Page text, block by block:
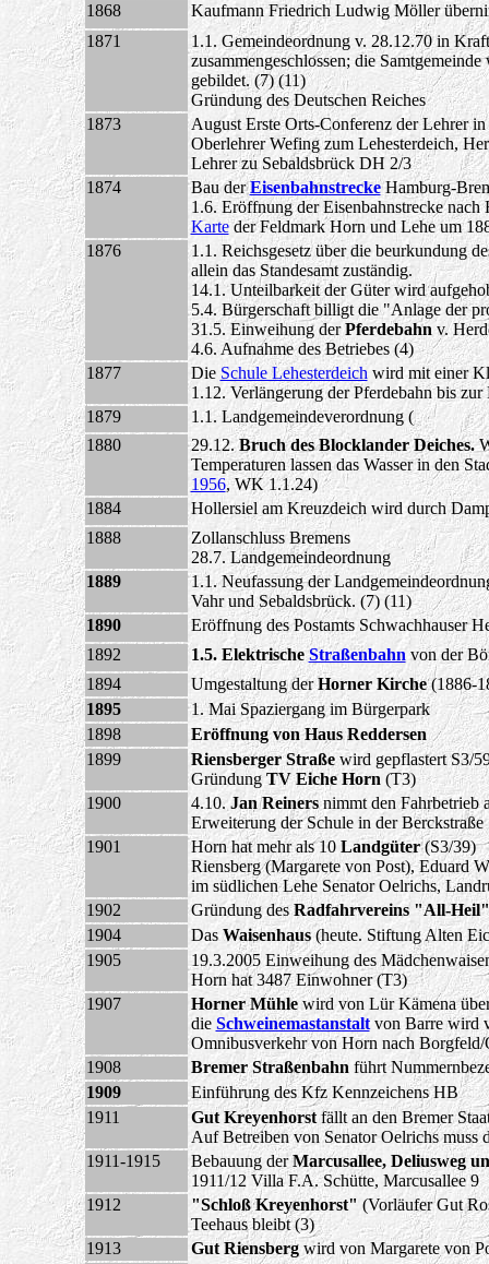
1868
Kaufmann Friedrich Ludwig Möller
1871
1.1. Gemeindeordnung v. 28.12.70 in
zusammengeschlossen; die
gebildet. (7) (11)
Gründung des Deutschen Reiches
1873
August Erste Orts-Conferenz der Lehrer
Oberlehrer Wefing zum Lehesterdeich,
Lehrer zu Sebaldsbrück DH 2/3
1874
Bau derEisenbahnstreckeHamburg-
1.6. Eröffnung der Eisenbahnstrecke nach
Karteder Feldmark Horn und Lehe um
1876
1.1. Reichsgesetz über die beurkundung
allein das Standesamt zuständig.
14.1. Unteilbarkeit der Güter wird
5.4. Bürgerschaft billigt die "Anlage der
31.5. Einweihung derPferdebahn v.
4.6. Aufnahme des Betriebes (4)
1877
Die Schule Lehesterdeich wird mit einer
1.12. Verlängerung der Pferdebahn bis
1879
1.1. Landgemeindeverordnung (
1880
29.12.Bruch des Blocklander Deiches.
Temperaturen lassen das Wasser in den
1956, WK 1.1.24)
1884
Hollersiel am Kreuzdeich wird durch
1888
Zollanschluss Bremens
28.7. Landgemeindeordnung
1889
1.1. Neufassung der
Vahr und Sebaldsbrück. (7) (11)
1890
Eröffnung des Postamts Schwachhauser
1892
1.5. ElektrischeStraßenbahn von der
1894
Umgestaltung derHorner Kirche(1886-
1895
1. Mai Spaziergang im Bürgerpark
1898
Eröffnung von Haus Reddersen
1899
Riensberger Straßewird gepflastert S3/
Gründung TV Eiche Horn (T3)
1900
4.10.Jan Reinersnimmt den Fahrbetrieb
Erweiterung der Schule in der
1901
Horn hat mehr als 10 Landgüter(S3/39)
Riensberg (Margarete von Post), Eduard
im südlichen Lehe Senator Oelrichs,
1902
Gründung desRadfahrvereins "All-
1904
Das Waisenhaus(heute. Stiftung Alten
1905
19.3.2005 Einweihung des
Horn hat 3487 Einwohner (T3)
1907
Horner Mühlewird von Lür Kämena
die Schweinemastanstalt von Barre wird
Omnibusverkehr von Horn nach Borgfeld/
1908
Bremer Straßenbahn führt
1909
Einführung des Kfz Kennzeichens HB
1911
Gut Kreyenhorst fällt an den Bremer
Auf Betreiben von Senator Oelrichs muss
1911-1915
Bebauung derMarcusallee, Deliusweg
1911/12 Villa F.A. Schütte, Marcusallee 9
1912
"Schloß Kreyenhorst" (Vorläufer Gut
Teehaus bleibt (3)
1913
Gut Riensbergwird von Margarete von